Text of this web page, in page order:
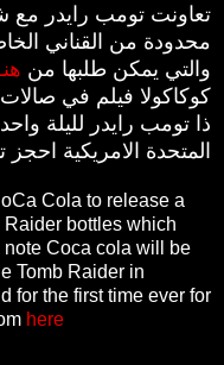
تعاونت تومب رايدر مع
محدودة من القناني
والتي يمكن طلبها من
كوكاكولا فيلم في
ذا تومب رايدر لليلة
المتحدة الامريكية
Cola to release a
Raider bottles which
note Coca cola will be
Tomb Raider in
for the first time ever for
here